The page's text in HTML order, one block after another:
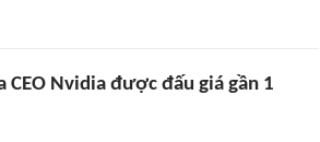
Nvidia được đấu giá gần 1